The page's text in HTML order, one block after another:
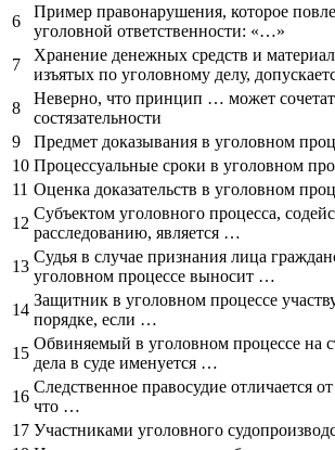
6
Пример правонарушения, которое
уголовной ответственности: «…»
7
Хранение денежных средств и
изъятых по уголовному делу,
8
Неверно, что принцип … может
состязательности
9
Предмет доказывания в уголовном
10 Процессуальные сроки в уголовном
11 Оценка доказательств в уголовном
12
Субъектом уголовного процесса,
расследованию, является …
13
Судья в случае признания лица
уголовном процессе выносит …
14
Защитник в уголовном процессе
порядке, если …
15
Обвиняемый в уголовном процессе на
дела в суде именуется …
16
Следственное правосудие отличается
что …
17 Участниками уголовного